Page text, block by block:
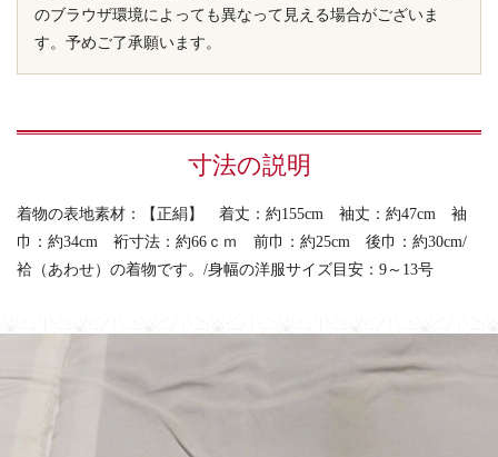
のブラウザ環境によっても異なって見える場合がございま
す。予めご了承願います。
寸法の説明
着物の表地素材：【正絹】 着丈：約155cm 袖丈：約47cm 袖
巾：約34cm 裄寸法：約66ｃｍ 前巾：約25cm 後巾：約30cm/
袷（あわせ）の着物です。/身幅の洋服サイズ目安：9～13号